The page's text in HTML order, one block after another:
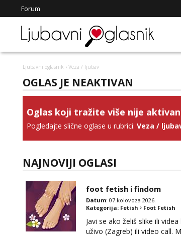
Forum
Ljubavni oglasnik › Veza / ljubav
OGLAS JE NEAKTIVAN
Oglas koji tražite više nije aktivan
Pogledajte slične oglase u rubrici: Veza /
NAJNOVIJI OGLASI
foot fetish i findom
Datum: 07.kolovoza 2026.
Kategorija: Fetish Foot Fetish
Javi se ako želiš slike ili
uživo (Zagreb) ili video call.